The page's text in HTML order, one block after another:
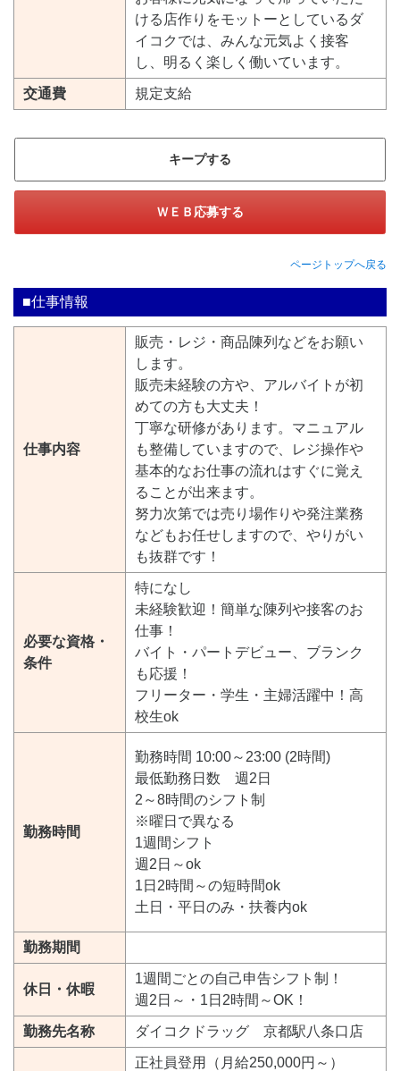
ける店作りをモットーとしているダ
イコクでは、みんな元気よく接客
し、明るく楽しく働いています。
交通費 規定支給
キープする
ＷＥＢ応募する
ページトップへ戻る
■仕事情報
仕事内容
販売・レジ・商品陳列などをお願い
します。
販売未経験の方や、アルバイトが初
めての方も大丈夫！
丁寧な研修があります。マニュアル
も整備していますので、レジ操作や
基本的なお仕事の流れはすぐに覚え
ることが出来ます。
努力次第では売り場作りや発注業務
などもお任せしますので、やりがい
も抜群です！
必要な資格・
条件
特になし
未経験歓迎！簡単な陳列や接客のお
仕事！
バイト・パートデビュー、ブランク
も応援！
フリーター・学生・主婦活躍中！高
校生ok
勤務時間
勤務時間 10:00～23:00 (2時間)
最低勤務日数 週2日
2～8時間のシフト制
※曜日で異なる
1週間シフト
週2日～ok
1日2時間～の短時間ok
土日・平日のみ・扶養内ok
勤務期間
休日・休暇
1週間ごとの自己申告シフト制！
週2日～・1日2時間～OK！
勤務先名称 ダイコクドラッグ 京都駅八条口店
正社員登用（月給250,000円～）